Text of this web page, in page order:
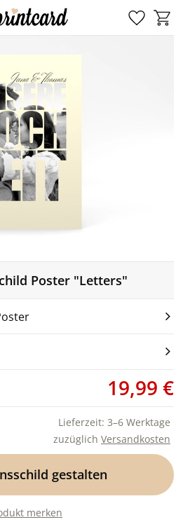
Poster "Letters"
19,99 €
Lieferzeit: 3–6 Werktage
zuzüglich Versandkosten
gestalten
merken